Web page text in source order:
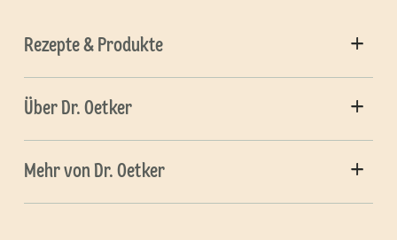
Rezepte & Produkte
Über Dr. Oetker
Mehr von Dr. Oetker